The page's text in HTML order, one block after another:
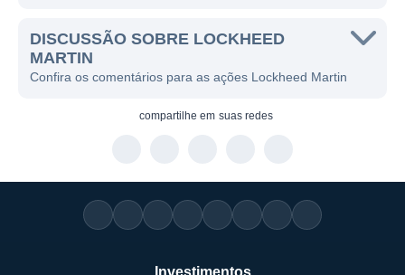
Defesa envolve a produção de sistemas de
mísseis e armamentos, além de serviços de
suporte tático e logístico para forças
autônomos, para acompanhar a evolução
das necessidades de defesa global.
setor espacial, através do desenvolvimento
DISCUSSÃO SOBRE LOCKHEED
MARTIN
Confira os comentários para as ações Lockheed Martin
compartilhe em suas redes
Investimentos